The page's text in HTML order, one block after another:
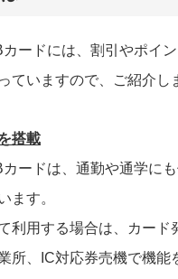
ードには、割引やポイ
ていますので、ご紹介し
搭載
ードは、通勤や通学に
ます。
利用する場合は、カード
所、IC対応券売機で機能